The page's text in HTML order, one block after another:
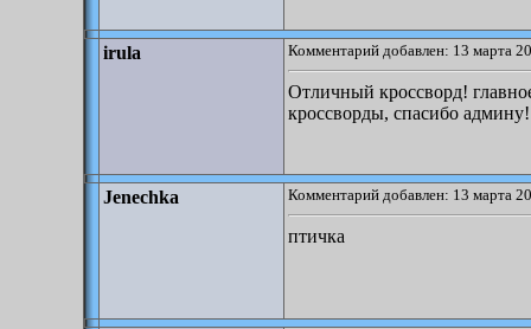
irula Комментарий добавлен: 13 марта
Отличный кроссворд!
кроссворды, спасибо админу!
Jenechka Комментарий добавлен: 13 марта
птичка